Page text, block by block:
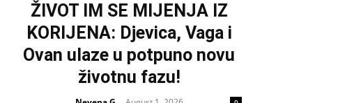
ŽIVOT IM SE MIJENJA IZ
KORIJENA: Djevica, Vaga i
Ovan ulaze u potpuno novu
životnu fazu!